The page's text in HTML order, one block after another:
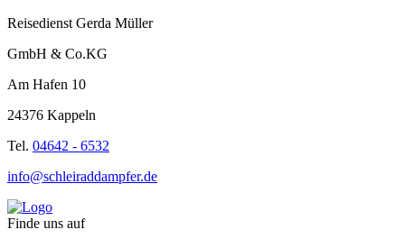
Reisedienst Gerda Müller
GmbH & Co.KG
Am Hafen 10
24376 Kappeln
Tel. 04642 - 6532
info@schleiraddampfer.de
Finde uns auf